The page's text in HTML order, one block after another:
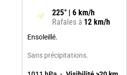
225° 6 km/h
Rafales à 12 km/h
Ensoleillé.
Sans précipitations.